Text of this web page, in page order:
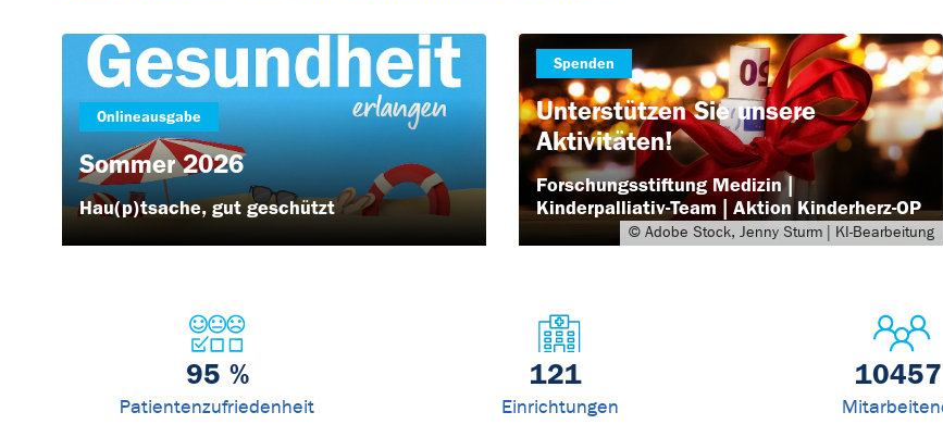
Onlineausgabe
Sommer 2026
Hau(p)tsache, gut geschützt
© Adobe Stock, Jenny Sturm | KI-Bearbeitung
Spenden
Unterstützen Sie unsere
Aktivitäten!
Forschungsstiftung Medizin |
Kinderpalliativ-Team | Aktion Kinderherz-OP
95 %
Patientenzufriedenheit
121
Einrichtungen
10457